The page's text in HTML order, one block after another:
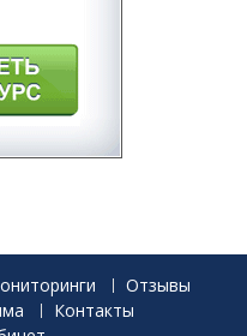
Отзывы
Контакты